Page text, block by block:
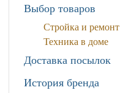
Выбор товаров
Стройка и ремонт
Техника в доме
Доставка посылок
История бренда